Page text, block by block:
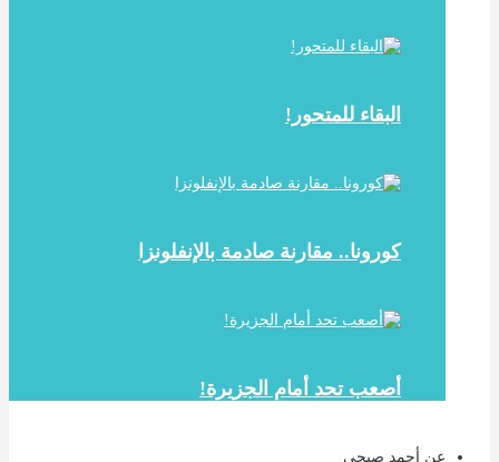
البقاء للمتحور!
كورونا.. مقارنة صادمة بالإنفلونزا
أصعب تحد أمام الجزيرة!
عن أحمد صبحي